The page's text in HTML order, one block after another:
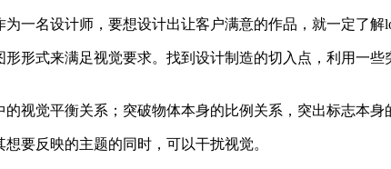
一名设计师，要想设计出让客户满意的作品，就一定了解
形式来满足视觉要求。找到设计制造的切入点，利用一
视觉平衡关系；突破物体本身的比例关系，突出标志本身
要反映的主题的同时，可以干扰视觉。